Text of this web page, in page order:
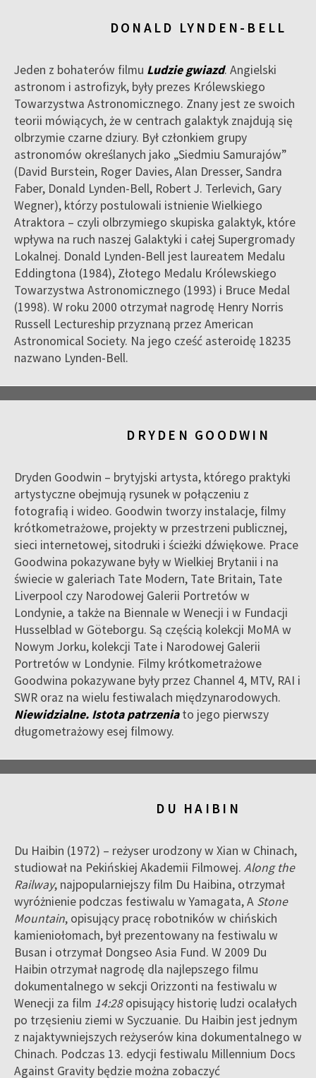
DONALD LYNDEN-BELL
Jeden z bohaterów filmu Ludzie gwiazd. Angielski
astronom i astrofizyk, były prezes Królewskiego
Towarzystwa Astronomicznego. Znany jest ze swoich
teorii mówiących, że w centrach galaktyk znajdują się
olbrzymie czarne dziury. Był członkiem grupy
astronomów określanych jako „Siedmiu Samurajów”
(David Burstein, Roger Davies, Alan Dresser, Sandra
Faber, Donald Lynden-Bell, Robert J. Terlevich, Gary
Wegner), którzy postulowali istnienie Wielkiego
Atraktora – czyli olbrzymiego skupiska galaktyk, które
wpływa na ruch naszej Galaktyki i całej Supergromady
Lokalnej. Donald Lynden-Bell jest laureatem Medalu
Eddingtona (1984), Złotego Medalu Królewskiego
Towarzystwa Astronomicznego (1993) i Bruce Medal
(1998). W roku 2000 otrzymał nagrodę Henry Norris
Russell Lectureship przyznaną przez American
Astronomical Society. Na jego cześć asteroidę 18235
nazwano Lynden-Bell.
DRYDEN GOODWIN
Dryden Goodwin – brytyjski artysta, którego praktyki
artystyczne obejmują rysunek w połączeniu z
fotografią i wideo. Goodwin tworzy instalacje, filmy
krótkometrażowe, projekty w przestrzeni publicznej,
sieci internetowej, sitodruki i ścieżki dźwiękowe. Prace
Goodwina pokazywane były w Wielkiej Brytanii i na
świecie w galeriach Tate Modern, Tate Britain, Tate
Liverpool czy Narodowej Galerii Portretów w
Londynie, a także na Biennale w Wenecji i w Fundacji
Husselblad w Göteborgu. Są częścią kolekcji MoMA w
Nowym Jorku, kolekcji Tate i Narodowej Galerii
Portretów w Londynie. Filmy krótkometrażowe
Goodwina pokazywane były przez Channel 4, MTV, RAI i
SWR oraz na wielu festiwalach międzynarodowych.
Niewidzialne. Istota patrzeniato jego pierwszy
długometrażowy esej filmowy.
DU HAIBIN
Du Haibin (1972) – reżyser urodzony w Xian w Chinach,
studiował na Pekińskiej Akademii Filmowej. Along the
Railway, najpopularniejszy film Du Haibina, otrzymał
wyróżnienie podczas festiwalu w Yamagata, A Stone
Mountain, opisujący pracę robotników w chińskich
kamieniołomach, był prezentowany na festiwalu w
Busan i otrzymał Dongseo Asia Fund. W 2009 Du
Haibin otrzymał nagrodę dla najlepszego filmu
dokumentalnego w sekcji Orizzonti na festiwalu w
Wenecji za film 14:28opisujący historię ludzi ocalałych
po trzęsieniu ziemi w Syczuanie. Du Haibin jest jednym
z najaktywniejszych reżyserów kina dokumentalnego w
Chinach. Podczas 13. edycji festiwalu Millennium Docs
Against Gravity będzie można zobaczyć